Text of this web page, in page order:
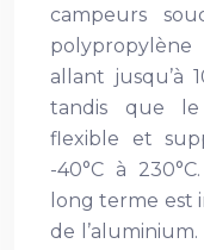
campeurs
allant jusqu’à
tandis que le
flexible et
-40°C à
long terme est
de